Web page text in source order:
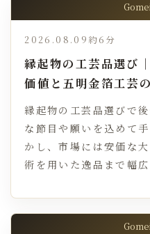
2026.08.09 約6分
縁起物の工芸品選び
価値と五明金箔工芸
縁起物の工芸品選びで
な節目や願いを込めて
かし、市場には安価な
術を用いた逸品まで幅